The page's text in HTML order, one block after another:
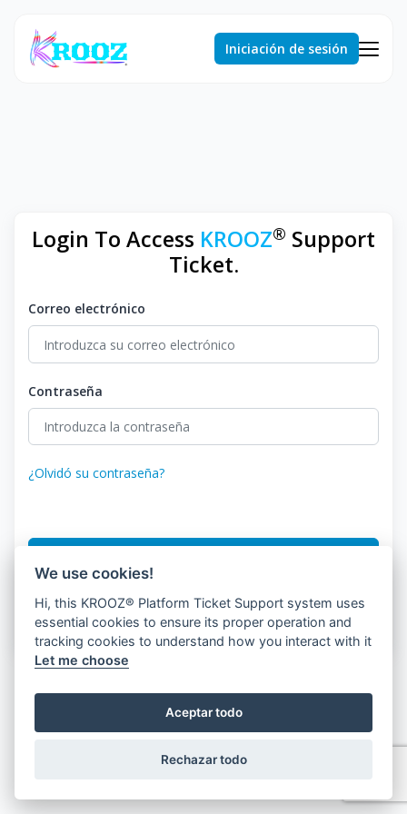
Iniciación de sesión
Login To Access KROOZ® Support
Ticket.
Correo electrónico
Contraseña
¿Olvidó su contraseña?
- ¿ Qué ?'¿Tienes una cuenta? Registro de clientes
We use cookies!
Hi, this KROOZ® Platform Ticket Support system uses
essential cookies to ensure its proper operation and
tracking cookies to understand how you interact with it
Let me choose
Aceptar todo
Rechazar todo